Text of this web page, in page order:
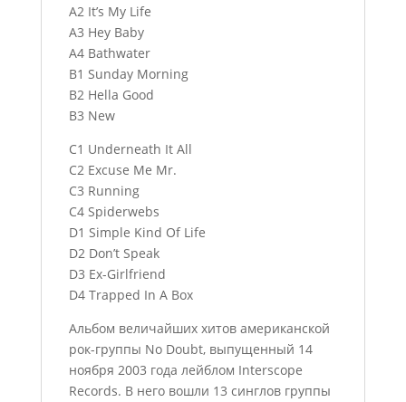
A2 It’s My Life
A3 Hey Baby
A4 Bathwater
B1 Sunday Morning
B2 Hella Good
B3 New
C1 Underneath It All
C2 Excuse Me Mr.
C3 Running
C4 Spiderwebs
D1 Simple Kind Of Life
D2 Don’t Speak
D3 Ex-Girlfriend
D4 Trapped In A Box
Альбом величайших хитов американской
рок-группы No Doubt, выпущенный 14
ноября 2003 года лейблом Interscope
Records. В него вошли 13 синглов группы